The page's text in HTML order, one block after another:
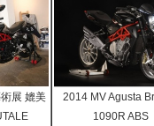
展 媲美
2014 MV Agusta
1090R ABS